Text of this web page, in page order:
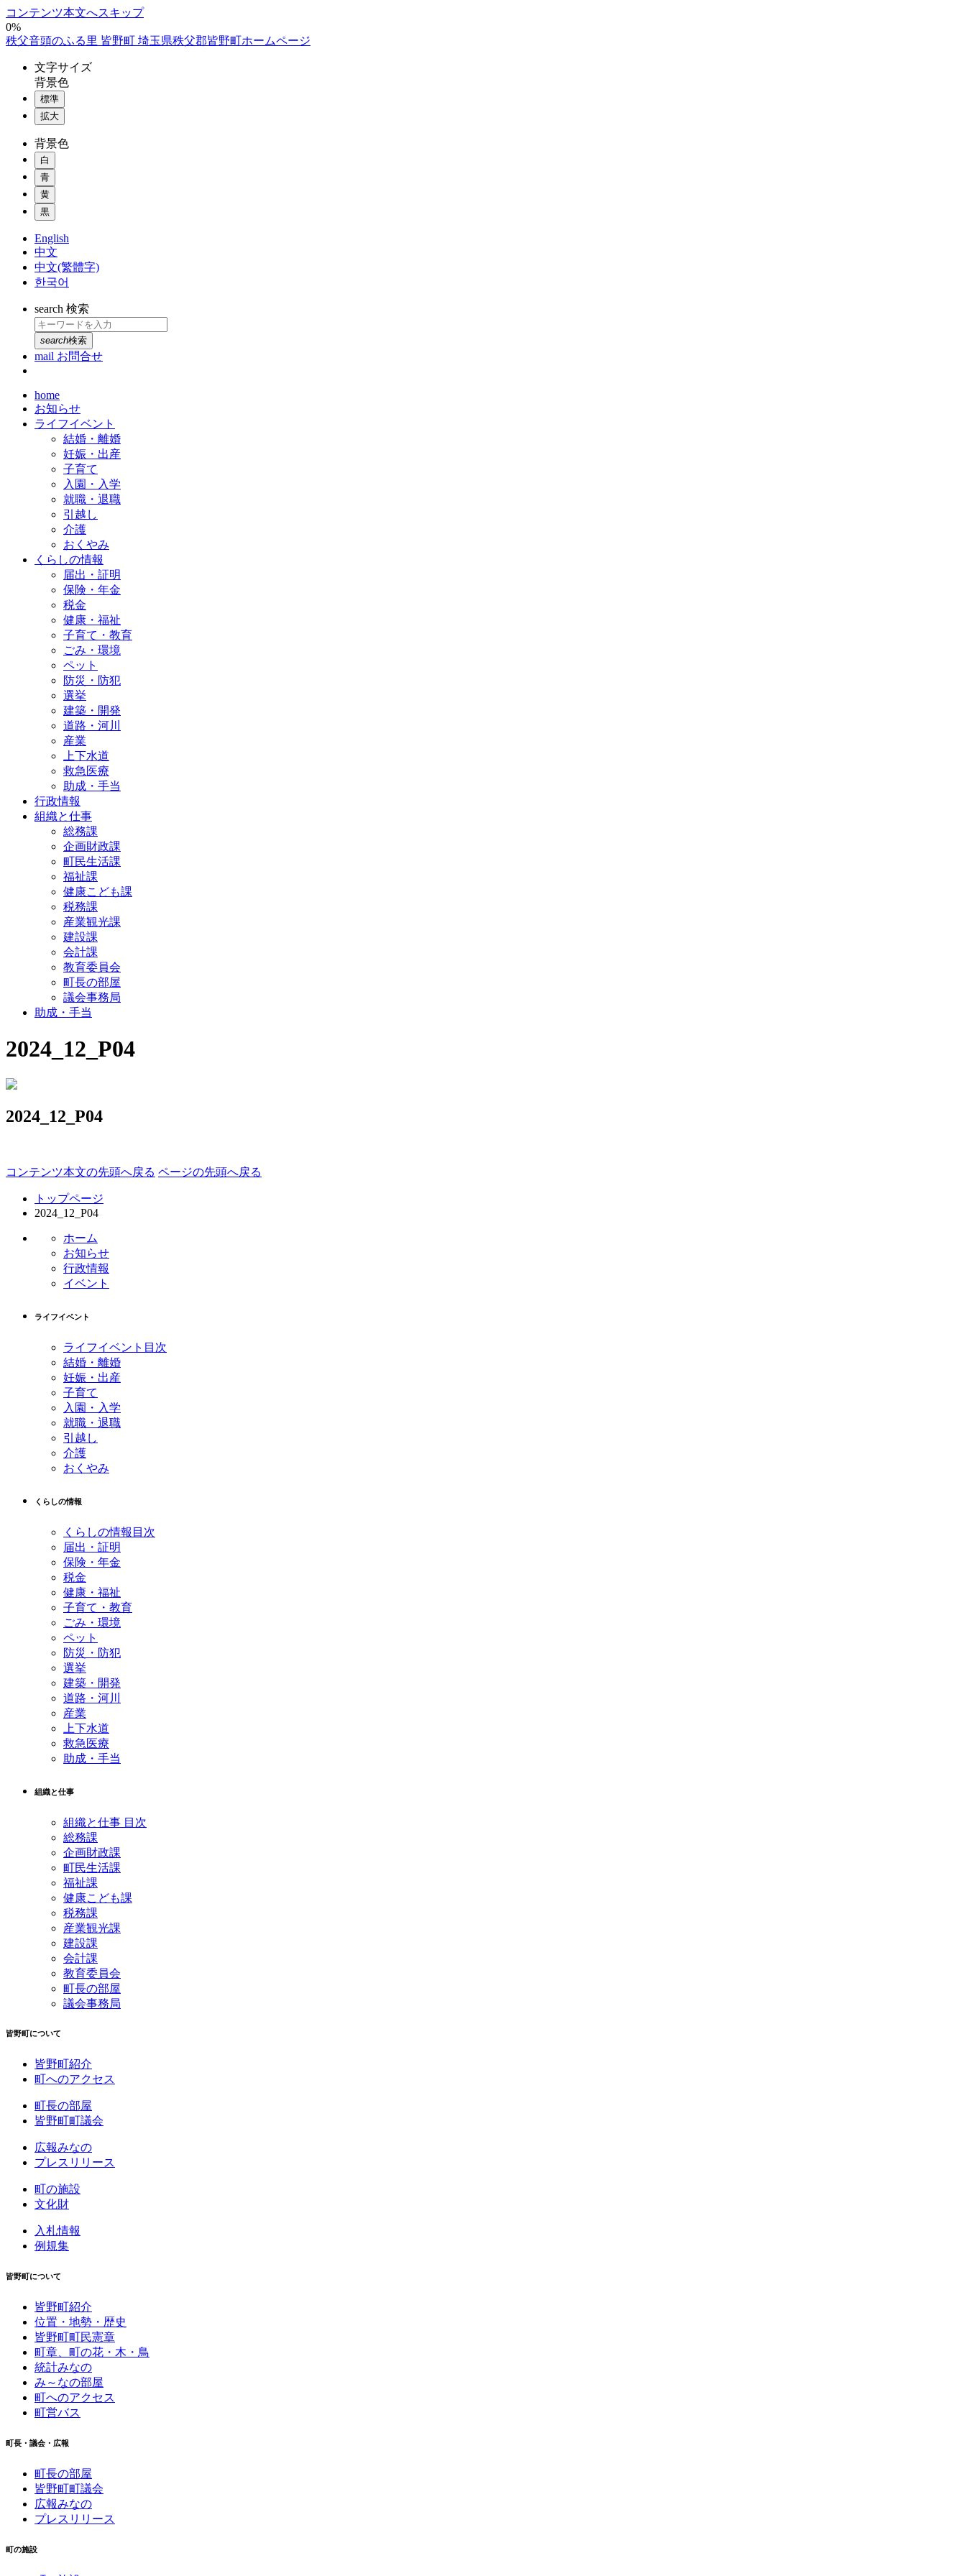
コンテンツ本文へスキップ
0%
秩父音頭のふる里 皆野町 埼玉県秩父郡皆野町ホームページ
文字サイズ
背景色
標準
拡大
背景色
白
青
黄
黒
English
中文
中文(繁體字)
한국어
search 検索
search検索
mail お問合せ
home
お知らせ
ライフイベント
結婚・離婚
妊娠・出産
子育て
入園・入学
就職・退職
引越し
介護
おくやみ
くらしの情報
届出・証明
保険・年金
税金
健康・福祉
子育て・教育
ごみ・環境
ペット
防災・防犯
選挙
建築・開発
道路・河川
産業
上下水道
救急医療
助成・手当
行政情報
組織と仕事
総務課
企画財政課
町民生活課
福祉課
健康こども課
税務課
産業観光課
建設課
会計課
教育委員会
町長の部屋
議会事務局
助成・手当
2024_12_P04
2024_12_P04
コンテンツ本文の先頭へ戻る ページの先頭へ戻る
トップページ
2024_12_P04
ホーム
お知らせ
行政情報
イベント
ライフイベント
ライフイベント目次
結婚・離婚
妊娠・出産
子育て
入園・入学
就職・退職
引越し
介護
おくやみ
くらしの情報
くらしの情報目次
届出・証明
保険・年金
税金
健康・福祉
子育て・教育
ごみ・環境
ペット
防災・防犯
選挙
建築・開発
道路・河川
産業
上下水道
救急医療
助成・手当
組織と仕事
組織と仕事 目次
総務課
企画財政課
町民生活課
福祉課
健康こども課
税務課
産業観光課
建設課
会計課
教育委員会
町長の部屋
議会事務局
皆野町について
皆野町紹介
町へのアクセス
町長の部屋
皆野町町議会
広報みなの
プレスリリース
町の施設
文化財
入札情報
例規集
皆野町について
皆野町紹介
位置・地勢・歴史
皆野町町民憲章
町章、町の花・木・鳥
統計みなの
み～なの部屋
町へのアクセス
町営バス
町長・議会・広報
町長の部屋
皆野町町議会
広報みなの
プレスリリース
町の施設